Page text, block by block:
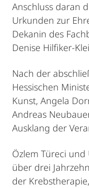
Anschluss daran
Urkunden zur
Dekanin des
Denise Hilfiker-
Nach der
Hessischen
Kunst, Angela
Andreas
Ausklang der
Özlem Türeci
über drei
der